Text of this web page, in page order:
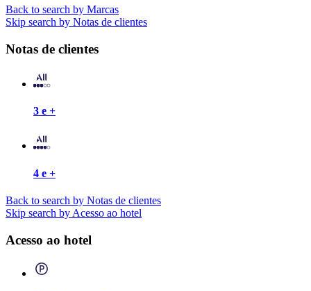
Back to search by Marcas
Skip search by Notas de clientes
Notas de clientes
3 e +
4 e +
Back to search by Notas de clientes
Skip search by Acesso ao hotel
Acesso ao hotel